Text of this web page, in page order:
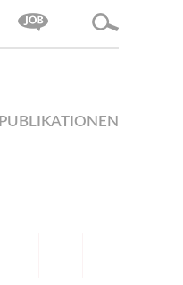
PUBLIKATIONEN